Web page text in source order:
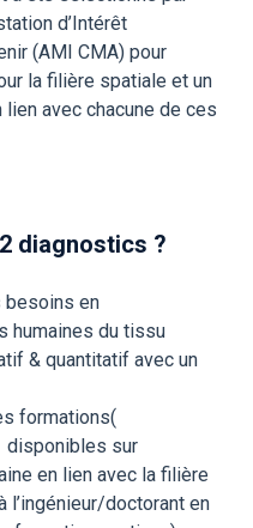
d’Intérêt
(AMI CMA) pour
la filière spatiale et un
avec chacune de ces
diagnostics ?
besoins en
humaines du tissu
& quantitatif avec un
formations(
disponibles sur
en lien avec la filière
l’ingénieur/doctorant en